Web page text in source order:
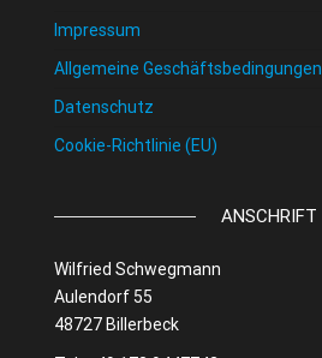
Impressum
Allgemeine Geschäftsbedingungen
Datenschutz
Cookie-Richtlinie (EU)
ANSCHRIFT
Wilfried Schwegmann
Aulendorf 55
48727 Billerbeck